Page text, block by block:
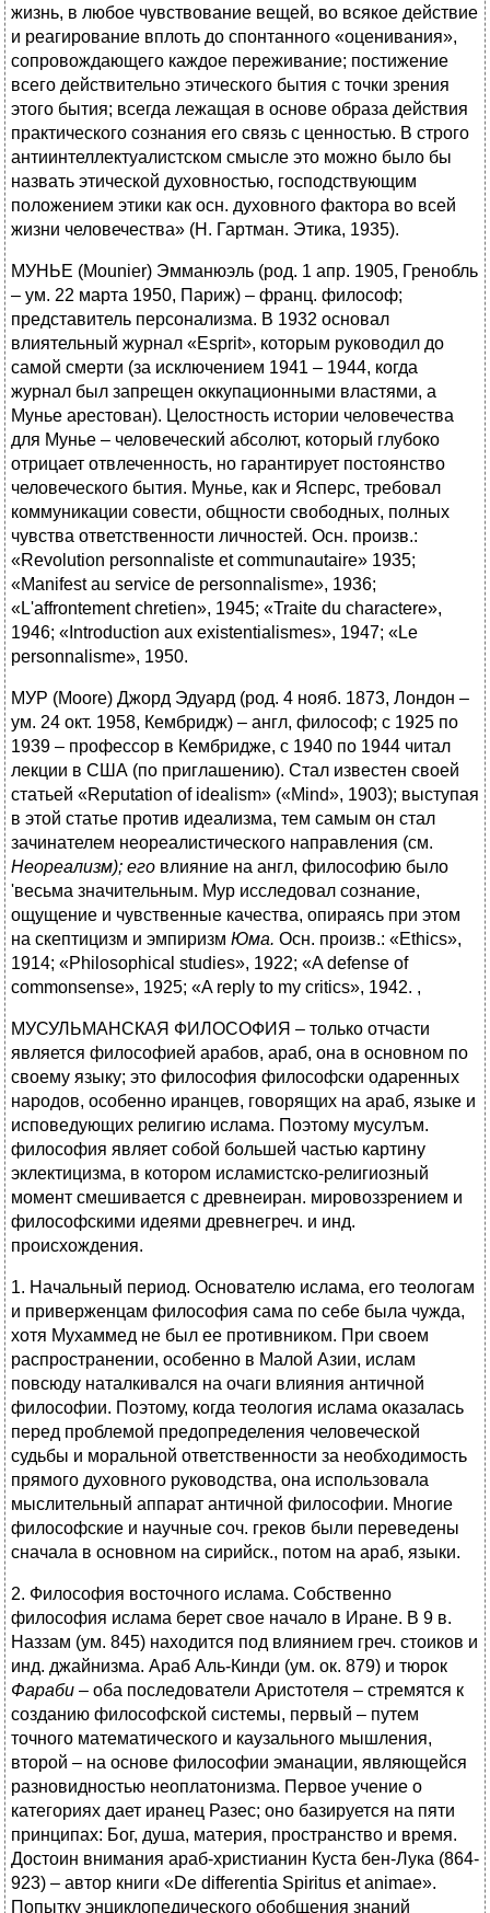
жизнь, в любое чувствование вещей, во всякое действие
и реагирование вплоть до спонтанного «оценивания»,
сопровождающего каждое переживание; постижение
всего действительно этического бытия с точки зрения
этого бытия; всегда лежащая в основе образа действия
практического сознания его связь с ценностью. В строго
антиинтеллектуалистском смысле это можно было бы
назвать этической духовностью, господствующим
положением этики как осн. духовного фактора во всей
жизни человечества» (Н. Гартман. Этика, 1935).
МУНЬЕ (Mounier) Эмманюэль (род. 1 апр. 1905, Гренобль
– ум. 22 марта 1950, Париж) – франц. философ;
представитель персонализма. В 1932 основал
влиятельный журнал «Esprit», которым руководил до
самой смерти (за исключением 1941 – 1944, когда
журнал был запрещен оккупационными властями, а
Мунье арестован). Целостность истории человечества
для Мунье – человеческий абсолют, который глубоко
отрицает отвлеченность, но гарантирует постоянство
человеческого бытия. Мунье, как и Ясперс, требовал
коммуникации совести, общности свободных, полных
чувства ответственности личностей. Осн. произв.:
«Revolution personnaliste et communautaire» 1935;
«Manifest au service de personnalisme», 1936;
«L'affrontement chretien», 1945; «Traite du charactere»,
1946; «Introduction aux existentialismes», 1947; «Le
personnalisme», 1950.
МУР (Moore) Джорд Эдуард (род. 4 нояб. 1873, Лондон –
ум. 24 окт. 1958, Кембридж) – англ, философ; с 1925 по
1939 – профессор в Кембридже, с 1940 по 1944 читал
лекции в США (по приглашению). Стал известен своей
статьей «Reputation of idealism» («Mind», 1903); выступая
в этой статье против идеализма, тем самым он стал
зачинателем неореалистического направления (см.
Неореализм); его влияние на англ, философию было
'весьма значительным. Мур исследовал сознание,
ощущение и чувственные качества, опираясь при этом
на скептицизм и эмпиризм Юма. Осн. произв.: «Ethics»,
1914; «Philosophical studies», 1922; «A defense of
commonsense», 1925; «A reply to my critics», 1942. ,
МУСУЛЬМАНСКАЯ ФИЛОСОФИЯ – только отчасти
является философией арабов, араб, она в основном по
своему языку; это философия философски одаренных
народов, особенно иранцев, говорящих на араб, языке и
исповедующих религию ислама. Поэтому мусулъм.
философия являет собой большей частью картину
эклектицизма, в котором исламистско-религиозный
момент смешивается с древнеиран. мировоззрением и
философскими идеями древнегреч. и инд.
происхождения.
1. Начальный период. Основателю ислама, его теологам
и приверженцам философия сама по себе была чужда,
хотя Мухаммед не был ее противником. При своем
распространении, особенно в Малой Азии, ислам
повсюду наталкивался на очаги влияния античной
философии. Поэтому, когда теология ислама оказалась
перед проблемой предопределения человеческой
судьбы и моральной ответственности за необходимость
прямого духовного руководства, она использовала
мыслительный аппарат античной философии. Многие
философские и научные соч. греков были переведены
сначала в основном на сирийск., потом на араб, языки.
2. Философия восточного ислама. Собственно
философия ислама берет свое начало в Иране. В 9 в.
Наззам (ум. 845) находится под влиянием греч. стоиков и
инд. джайнизма. Араб Аль-Кинди (ум. ок. 879) и тюрок
Фараби – оба последователи Аристотеля – стремятся к
созданию философской системы, первый – путем
точного математического и каузального мышления,
второй – на основе философии эманации, являющейся
разновидностью неоплатонизма. Первое учение о
категориях дает иранец Разес; оно базируется на пяти
принципах: Бог, душа, материя, пространство и время.
Достоин внимания араб-христианин Куста бен-Лука (864-
923) – автор книги «De differentia Spiritus et animae».
Попытку энциклопедического обобщения знаний